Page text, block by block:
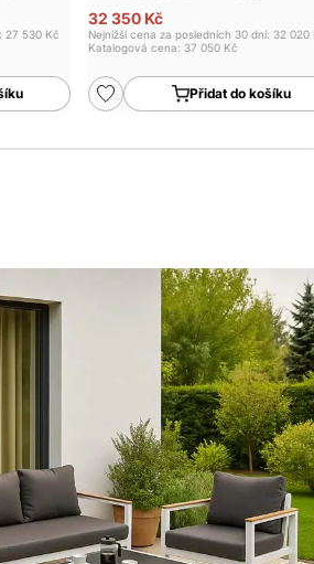
27 530 Kč
32 350 Kč
Nejnižší cena za posledních 30 dní: 32 020
Katalogová cena: 37 050 Kč
Přidat do košíku